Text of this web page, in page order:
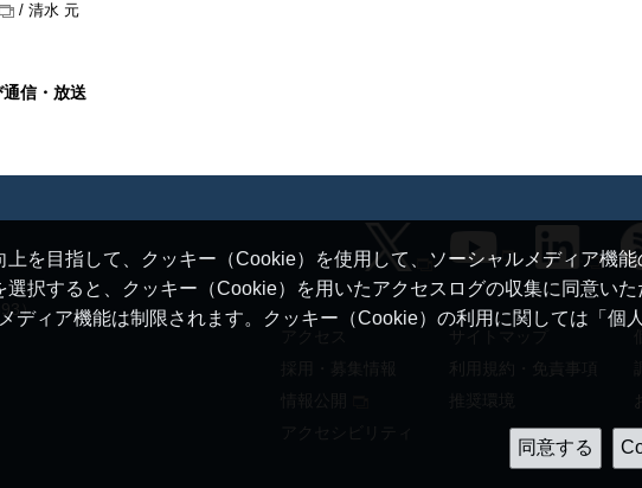
/ 清水 元
信・放送
）
を目指して、クッキー（Cookie）を使用して、ソーシャルメディア機能
択すると、クッキー（Cookie）を用いたアクセスログの収集に同意いた
ディア機能は制限されます。クッキー（Cookie）の利用に関しては「個